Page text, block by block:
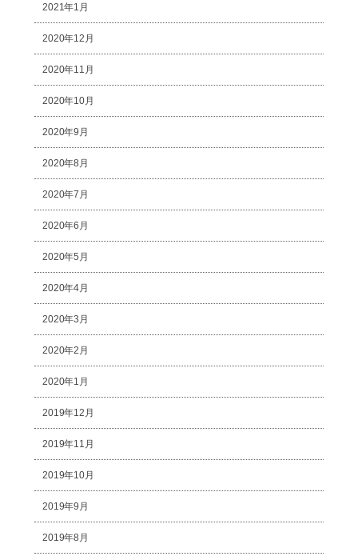
2021年1月
2020年12月
2020年11月
2020年10月
2020年9月
2020年8月
2020年7月
2020年6月
2020年5月
2020年4月
2020年3月
2020年2月
2020年1月
2019年12月
2019年11月
2019年10月
2019年9月
2019年8月